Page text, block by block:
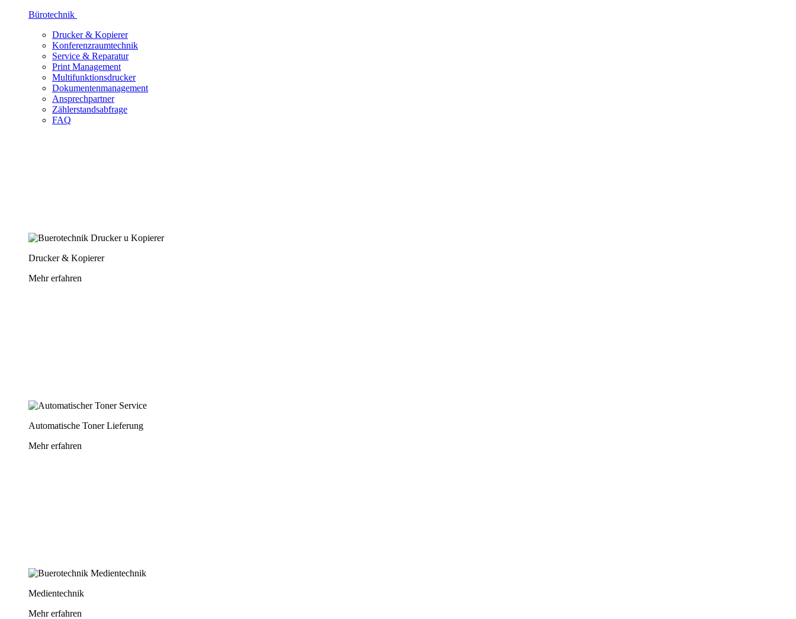
Bürotechnik
Drucker & Kopierer
Konferenzraumtechnik
Service & Reparatur
Print Management
Multifunktionsdrucker
Dokumentenmanagement
Ansprechpartner
Zählerstandsabfrage
FAQ
Drucker & Kopierer
Mehr erfahren
Automatische Toner Lieferung
Mehr erfahren
Medientechnik
Mehr erfahren